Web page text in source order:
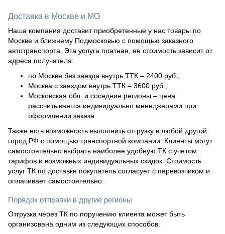
Доставка в Москве и МО
Наша компания доставит приобретенные у нас товары по
Москве и ближнему Подмосковью с помощью заказного
автотранспорта. Эта услуга платная, ее стоимость зависит от
адреса получателя:
по Москве без заезда внутрь ТТК – 2400 руб.;
Москва с заездом внутрь ТТК – 3600 руб.;
Московская обл. и соседние регионы – цена
рассчитывается индивидуально менеджерами при
оформлении заказа.
Также есть возможность выполнить отгрузку в любой другой
город РФ с помощью транспортной компании. Клиенты могут
самостоятельно выбрать наиболее удобную ТК с учетом
тарифов и возможных индивидуальных скидок. Стоимость
услуг ТК по доставке покупатель согласует с перевозчиком и
оплачивает самостоятельно.
Порядок отправки в другие регионы
Отгрузка через ТК по поручению клиента может быть
организована одним из следующих способов.